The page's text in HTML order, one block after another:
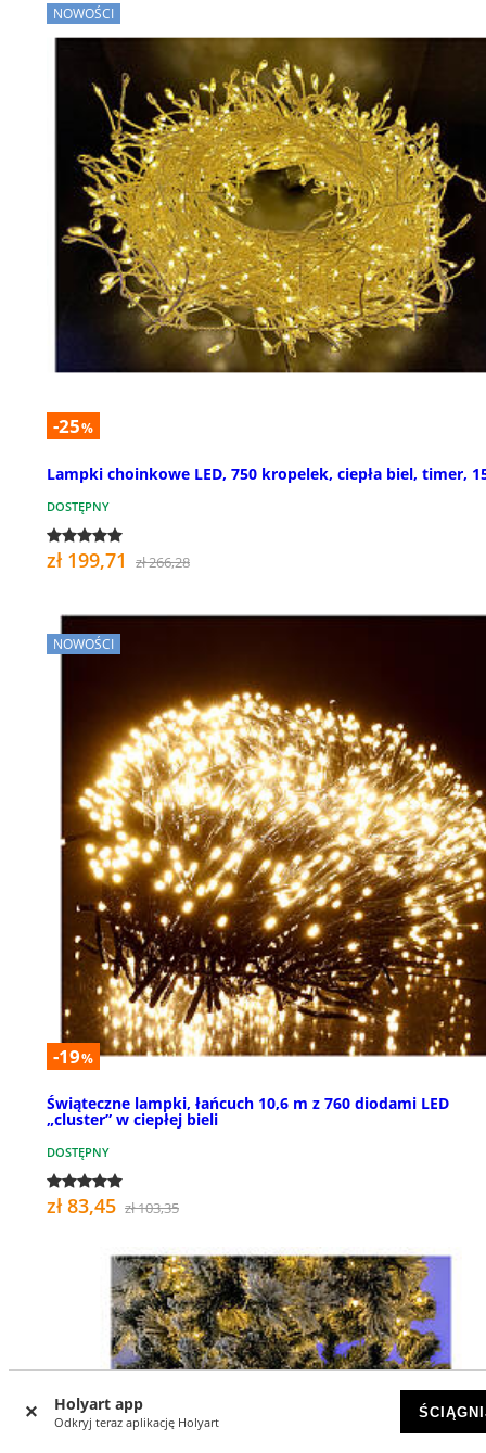
Holyart app
Odkryj teraz aplikację Holyart
NOWOŚCI
-25%
Lampki choinkowe LED, 750 kropelek, ciepła biel, timer,
DOSTĘPNY
zł 199,71 zł 266,28
NOWOŚCI
-19%
Świąteczne lampki, łańcuch 10,6 m z 760 diodami LED
„cluster” w ciepłej bieli
DOSTĘPNY
zł 83,45 zł 103,35